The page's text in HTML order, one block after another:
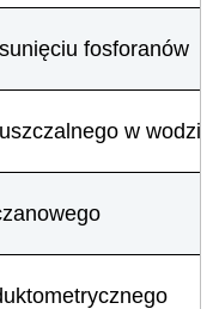
fosforanów
w wodzie